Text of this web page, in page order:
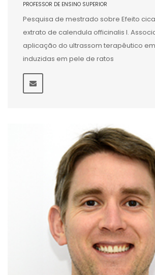
PROFESSOR DE ENSINO SUPERIOR
Pesquisa de mestrado sobre Efeito
extrato de calendula officinalis l.
aplicação do ultrassom terapêutico
induzidas em pele de ratos